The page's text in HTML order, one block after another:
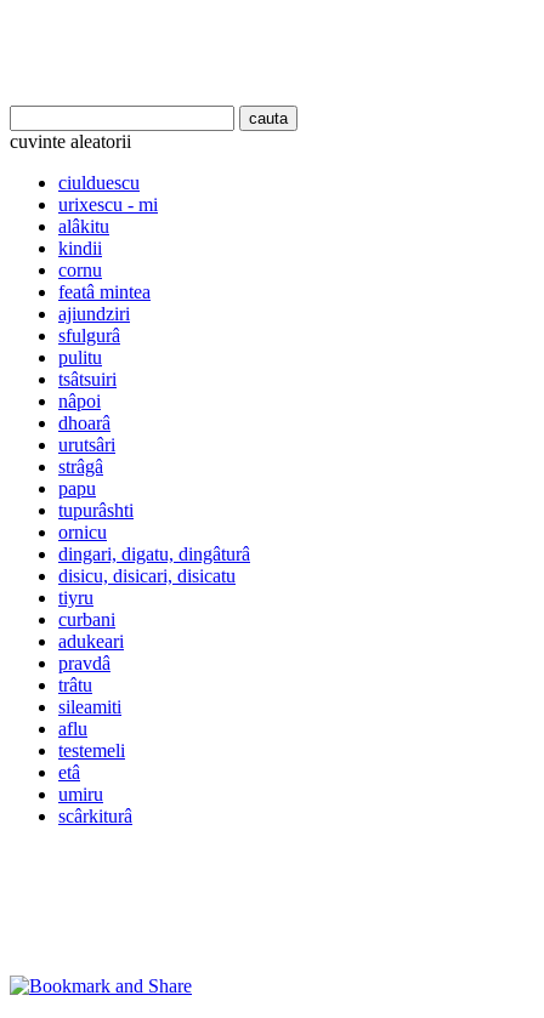
cuvinte aleatorii
ciulduescu
urixescu - mi
alâkitu
kindii
cornu
featâ mintea
ajiundziri
sfulgurâ
pulitu
tsâtsuiri
nâpoi
dhoarâ
urutsâri
strâgâ
papu
tupurâshti
ornicu
dingari, digatu, dingâturâ
disicu, disicari, disicatu
tiyru
curbani
adukeari
pravdâ
trâtu
sileamiti
aflu
testemeli
etâ
umiru
scârkiturâ